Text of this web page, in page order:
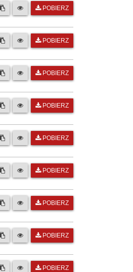
POBIERZ
POBIERZ
POBIERZ
POBIERZ
POBIERZ
POBIERZ
POBIERZ
POBIERZ
POBIERZ